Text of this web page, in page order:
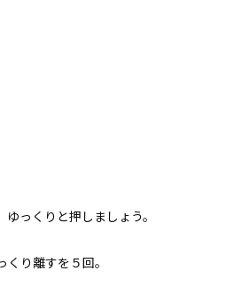
っくりと押しましょう。
り離すを５回。